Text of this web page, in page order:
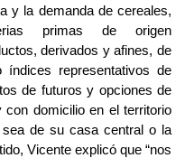
y la demanda de cereales,
primas de origen
derivados y afines, de
representativos de
de futuros y opciones de
con domicilio en el territorio
de su casa central o la
Vicente explicó que “nos